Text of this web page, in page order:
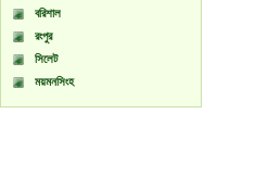
বরিশাল
রংপুর
সিলেট
ময়মনসিংহ